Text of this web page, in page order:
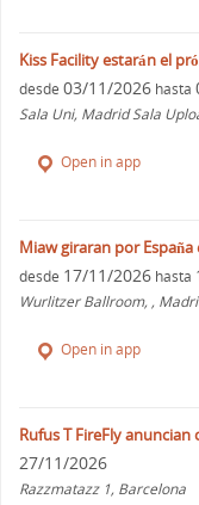
Kiss Facility estarán el
desde 03/11/2026 hasta
Sala Uni, Madrid Sala
Open in app
Miaw giraran por
desde 17/11/2026 hasta
Wurlitzer Ballroom, ,
Open in app
Rufus T FireFly
27/11/2026
Razzmatazz 1, Barcelona